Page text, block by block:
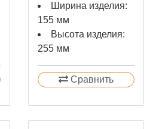
Ширина изделия:
155 мм
Высота изделия:
255 мм
Сравнить